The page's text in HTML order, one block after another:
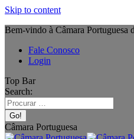
Skip to content
Bem-vindo à Câmara Portuguesa
Fale Conosco
Login
Top Bar
Search:
Câmara Portuguesa